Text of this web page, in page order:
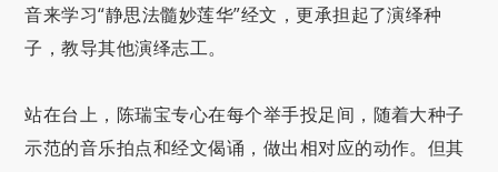
音来学习“静思法髓妙莲华”经文，更承担起了演绎种
子，教导其他演绎志工。
站在台上，陈瑞宝专心在每个举手投足间，随着大种子
示范的音乐拍点和经文偈诵，做出相对应的动作。但其